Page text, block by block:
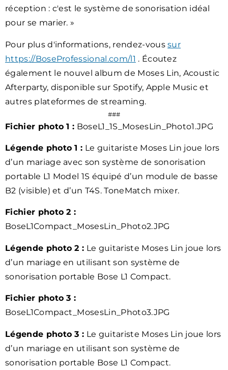
réception : c'est le système de sonorisation idéal
pour se marier. »
Pour plus d'informations, rendez-voussur
https://BoseProfessional.com/l1 . Écoutez
également le nouvel album de Moses Lin, Acoustic
Afterparty, disponible sur Spotify, Apple Music et
autres plateformes de streaming.
###
Fichier photo 1 : BoseL1_1S_MosesLin_Photo1.JPG
Légende photo 1 : Le guitariste Moses Lin joue lors
d’un mariage avec son système de sonorisation
portable L1 Model 1S équipé d’un module de basse
B2 (visible) et d’un T4S. ToneMatch mixer.
Fichier photo 2 :
BoseL1Compact_MosesLin_Photo2.JPG
Légende photo 2 : Le guitariste Moses Lin joue lors
d’un mariage en utilisant son système de
sonorisation portable Bose L1 Compact.
Fichier photo 3 :
BoseL1Compact_MosesLin_Photo3.JPG
Légende photo 3 : Le guitariste Moses Lin joue lors
d’un mariage en utilisant son système de
sonorisation portable Bose L1 Compact.